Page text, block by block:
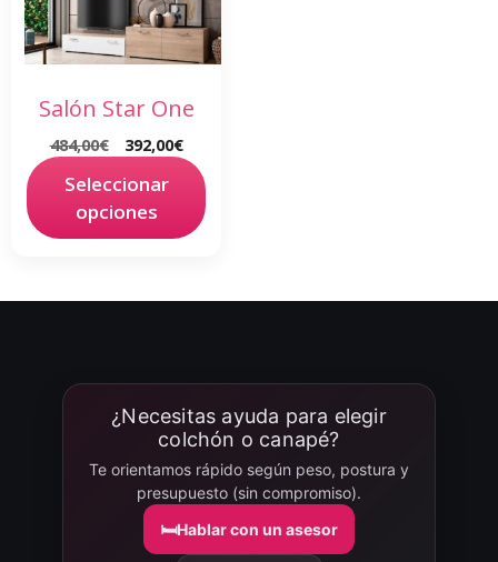
Salón Star One
484,00€ 392,00€
Seleccionar
opciones
¿Necesitas ayuda para elegir
colchón o canapé?
Te orientamos rápido según peso, postura y
presupuesto (sin compromiso).
🛏️Hablar con un asesor